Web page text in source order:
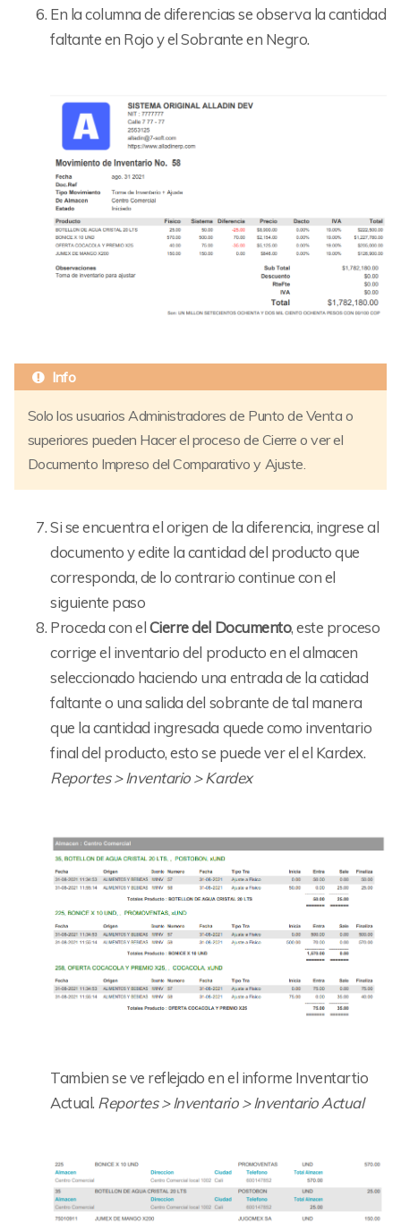
En la columna de diferencias se observa la cantidad
faltante en Rojo y el Sobrante en Negro.
Solo los usuarios Administradores de Punto de Venta o
superiores pueden Hacer el proceso de Cierre o ver el
Documento Impreso del Comparativo y Ajuste.
Si se encuentra el origen de la diferencia, ingrese al
documento y edite la cantidad del producto que
corresponda, de lo contrario continue con el
siguiente paso
Proceda con elCierre del Documento, este proceso
corrige el inventario del producto en el almacen
seleccionado haciendo una entrada de la catidad
faltante o una salida del sobrante de tal manera
que la cantidad ingresada quede como inventario
final del producto, esto se puede ver el el Kardex.
Reportes > Inventario > Kardex
Tambien se ve reflejado en el informe Inventartio
Actual. Reportes > Inventario > Inventario Actual